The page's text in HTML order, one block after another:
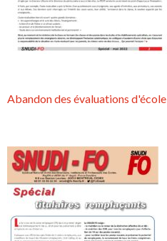
Abandon des évaluations d'école